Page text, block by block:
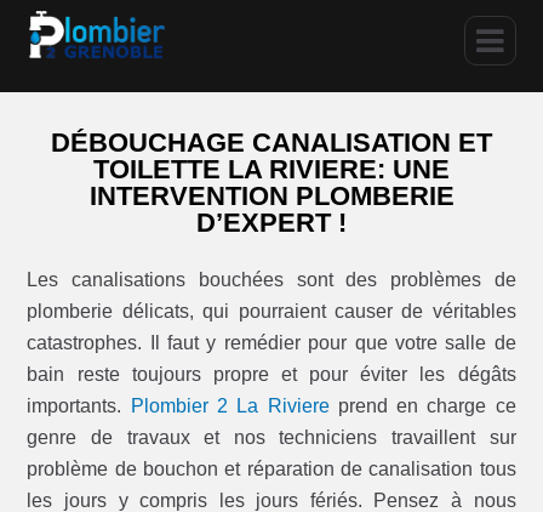
DÉBOUCHAGE CANALISATION ET
TOILETTE LA RIVIERE: UNE
INTERVENTION PLOMBERIE
D’EXPERT !
Les canalisations bouchées sont des problèmes de
plomberie délicats, qui pourraient causer de véritables
catastrophes. Il faut y remédier pour que votre salle de
bain reste toujours propre et pour éviter les dégâts
importants.
Plombier 2 La Riviereprend en charge ce
genre de travaux et nos techniciens travaillent sur
problème de bouchon et réparation de canalisation tous
les jours y compris les jours fériés. Pensez à nous